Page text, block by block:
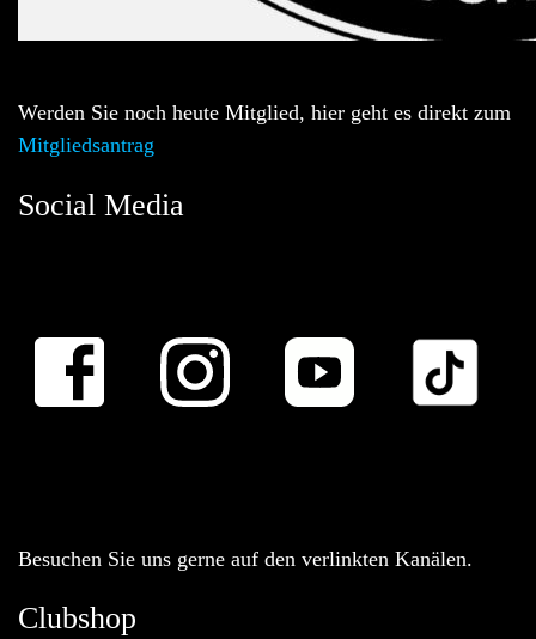
Werden Sie noch heute Mitglied, hier geht es direkt zum
Mitgliedsantrag
Social Media
Besuchen Sie uns gerne auf den verlinkten Kanälen.
Clubshop